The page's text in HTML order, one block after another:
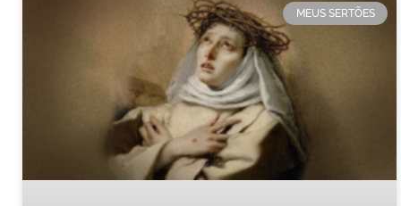
MEUS SERTÕES